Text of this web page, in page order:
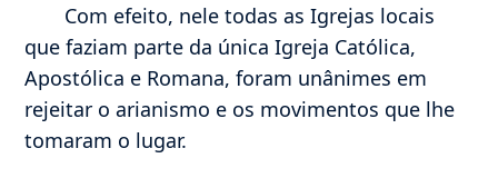
Com efeito, nele todas as Igrejas locais
que faziam parte da única Igreja Católica,
Apostólica e Romana, foram unânimes em
rejeitar o arianismo e os movimentos que lhe
tomaram o lugar.